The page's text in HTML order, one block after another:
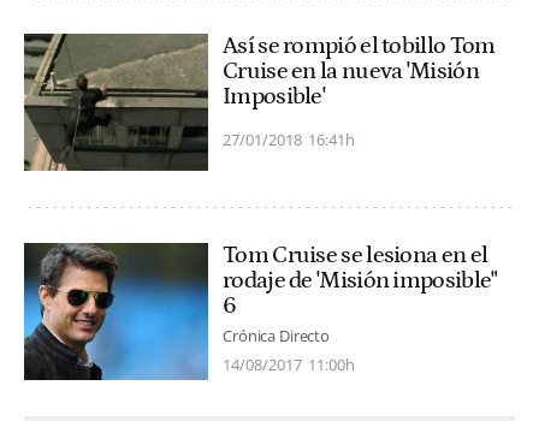
Así se rompió el tobillo Tom
Cruise en la nueva 'Misión
Imposible'
27/01/2018 16:41h
Tom Cruise se lesiona en el
rodaje de 'Misión imposible"
6
Crónica Directo
14/08/2017 11:00h